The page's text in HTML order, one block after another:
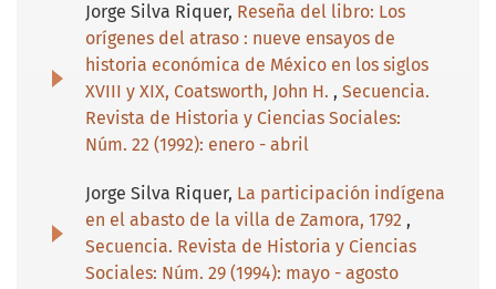
Jorge Silva Riquer, Reseña del libro: Los
orígenes del atraso : nueve ensayos de
historia económica de México en los siglos
XVIII y XIX, Coatsworth, John H. , Secuencia.
Revista de Historia y Ciencias Sociales:
Núm. 22 (1992): enero - abril
Jorge Silva Riquer, La participación indígena
en el abasto de la villa de Zamora, 1792 ,
Secuencia. Revista de Historia y Ciencias
Sociales: Núm. 29 (1994): mayo - agosto